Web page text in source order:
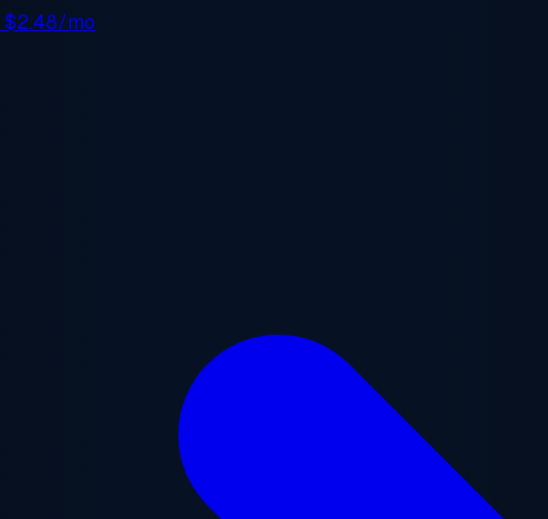
$2.48/mo